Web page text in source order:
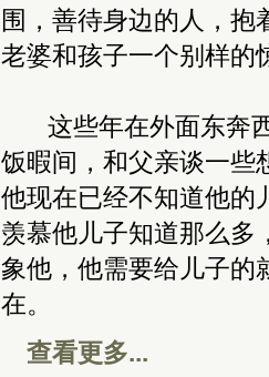
围，善待身边的人，抱
老婆和孩子一个别样的
这些年在外面东奔西
饭暇间，和父亲谈一些
他现在已经不知道他的
羡慕他儿子知道那么多
象他，他需要给儿子的
在。
查看更多...